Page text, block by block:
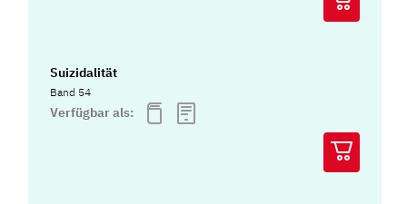
Suizidalität
Band 54
Verfügbar als: